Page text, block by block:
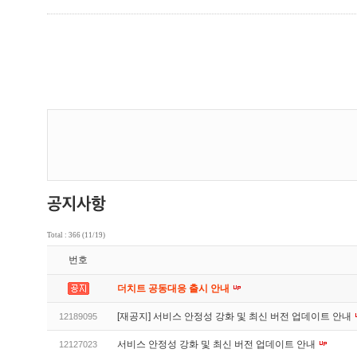
Total : 366 (11/19)
번호
더치트 공동대응 출시 안내
12189095 [재공지] 서비스 안정성 강화 및 최신 버전 업데이트 안내
12127023 서비스 안정성 강화 및 최신 버전 업데이트 안내